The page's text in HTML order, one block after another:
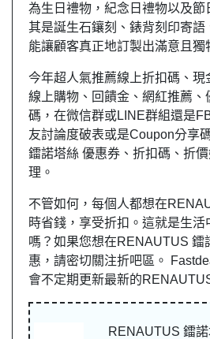
為生日禮物，紀念日禮物以及節
其是誕生石鑲刻、錶背刻印寄語
能讓顧客真正地訂製出滿意且獨
今年超人氣推薦線上折扣碼、現
線上購物、回饋金、網紅推薦、
碼，在微信群或LINE群組還是
友討論度破表或是Coupon分享
鐳諾塔絲 優惠券、折扣碼、折
理。
不管如何，每個人都想在
時省錢，享受折扣。這就是生活
嗎？如果您想在RENAUTUS 鐳
惠，請密切關注折吧區。
會不定期更新最新的
RENAUTUS 鐳